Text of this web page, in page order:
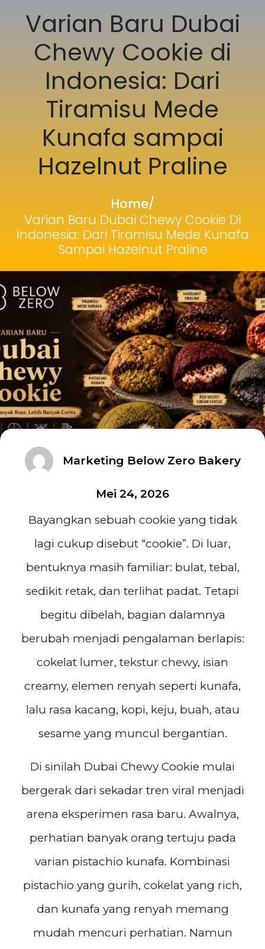
Varian Baru Dubai
Chewy Cookie di
Indonesia: Dari
Tiramisu Mede
Kunafa sampai
Hazelnut Praline
Home/
Varian Baru Dubai Chewy Cookie Di
Indonesia: Dari Tiramisu Mede Kunafa
Sampai Hazelnut Praline
Marketing Below Zero Bakery
Mei 24, 2026
Bayangkan sebuah cookie yang tidak
lagi cukup disebut “cookie”. Di luar,
bentuknya masih familiar: bulat, tebal,
sedikit retak, dan terlihat padat. Tetapi
begitu dibelah, bagian dalamnya
berubah menjadi pengalaman berlapis:
cokelat lumer, tekstur chewy, isian
creamy, elemen renyah seperti kunafa,
lalu rasa kacang, kopi, keju, buah, atau
sesame yang muncul bergantian.
Di sinilah Dubai Chewy Cookie mulai
bergerak dari sekadar tren viral menjadi
arena eksperimen rasa baru. Awalnya,
perhatian banyak orang tertuju pada
varian pistachio kunafa. Kombinasi
pistachio yang gurih, cokelat yang rich,
dan kunafa yang renyah memang
mudah mencuri perhatian. Namun